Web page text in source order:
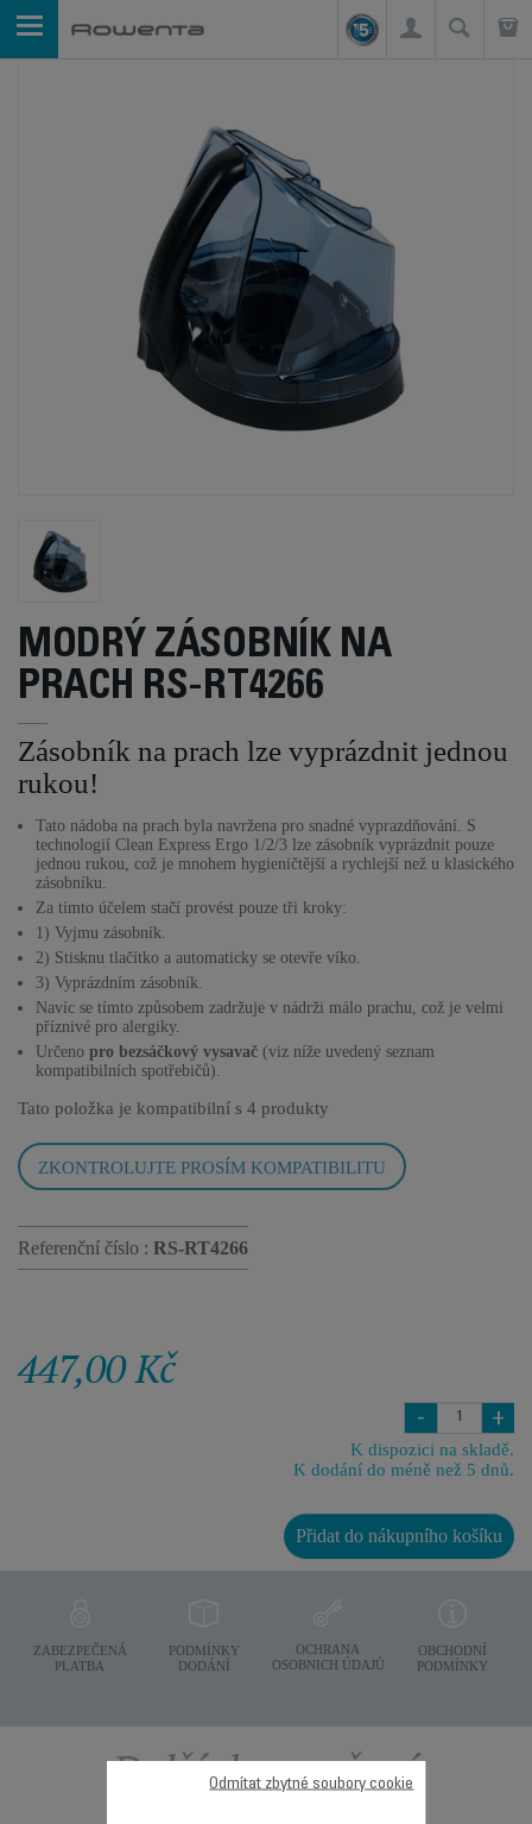
MODRÝ ZÁSOBNÍK NA
PRACH RS-RT4266
Zásobník na prach lze vyprázdnit jednou
rukou!
Tato nádoba na prach byla navržena pro snadné vyprazdňování. S
technologií Clean Express Ergo 1/2/3 lze zásobník vyprázdnit pouze
jednou rukou, což je mnohem hygieničtější a rychlejší než u klasického
zásobníku.
Za tímto účelem stačí provést pouze tři kroky:
1) Vyjmu zásobník.
2) Stisknu tlačítko a automaticky se otevře víko.
3) Vyprázdním zásobník.
Navíc se tímto způsobem zadržuje v nádrži málo prachu, což je velmi
příznivé pro alergiky.
Určeno pro bezsáčkový vysavač (viz níže uvedený seznam
kompatibilních spotřebičů).
Tato položka je kompatibilní s 4 produkty
ZKONTROLUJTE PROSÍM KOMPATIBILITU
Referenční číslo : RS-RT4266
447,00 Kč
- +
K dispozici na skladě.
K dodání do méně než 5 dnů.
Přidat do nákupního košíku
ZABEZPEČENÁ
PLATBA
PODMÍNKY
DODÁNÍ
OCHRANA
OSOBNICH ÚDAJÙ
OBCHODNÍ
PODMÍNKY
Další doporučené
Odmítat zbytné soubory cookie